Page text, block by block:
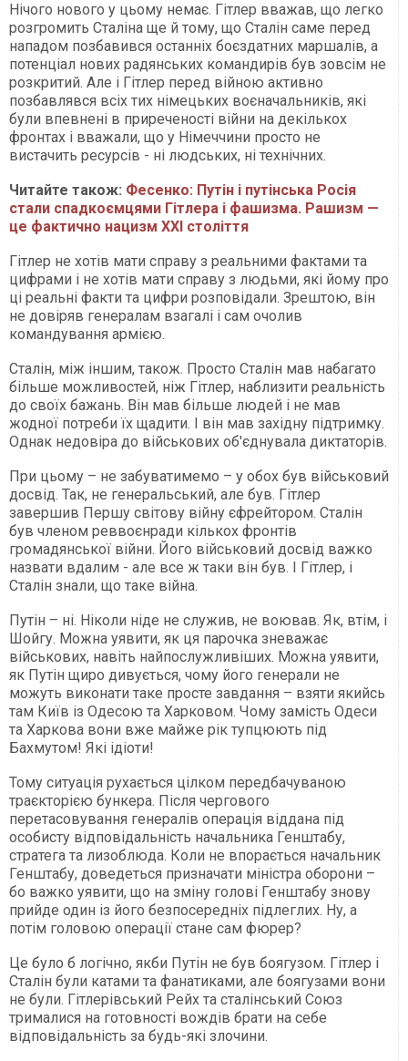
Нічого нового у цьому немає. Гітлер вважав, що легко
розгромить Сталіна ще й тому, що Сталін саме перед
нападом позбавився останніх боєздатних маршалів, а
потенціал нових радянських командирів був зовсім не
розкритий. Але і Гітлер перед війною активно
позбавлявся всіх тих німецьких воєначальників, які
були впевнені в приреченості війни на декількох
фронтах і вважали, що у Німеччини просто не
вистачить ресурсів - ні людських, ні технічних.
Читайте також: Фесенко: Путін і путінська Росія
стали спадкоємцями Гітлера і фашизма. Рашизм —
це фактично нацизм XXI століття
Гітлер не хотів мати справу з реальними фактами та
цифрами і не хотів мати справу з людьми, які йому про
ці реальні факти та цифри розповідали. Зрештою, він
не довіряв генералам взагалі і сам очолив
командування армією.
Сталін, між іншим, також. Просто Сталін мав набагато
більше можливостей, ніж Гітлер, наблизити реальність
до своїх бажань. Він мав більше людей і не мав
жодної потреби їх щадити. І він мав західну підтримку.
Однак недовіра до військових об'єднувала диктаторів.
При цьому – не забуватимемо – у обох був військовий
досвід. Так, не генеральський, але був. Гітлер
завершив Першу світову війну єфрейтором. Сталін
був членом реввоєнради кількох фронтів
громадянської війни. Його військовий досвід важко
назвати вдалим - але все ж таки він був. І Гітлер, і
Сталін знали, що таке війна.
Путін – ні. Ніколи ніде не служив, не воював. Як, втім, і
Шойгу. Можна уявити, як ця парочка зневажає
військових, навіть найпослужливіших. Можна уявити,
як Путін щиро дивується, чому його генерали не
можуть виконати таке просте завдання – взяти якийсь
там Київ із Одесою та Харковом. Чому замість Одеси
та Харкова вони вже майже рік тупцюють під
Бахмутом! Які ідіоти!
Тому ситуація рухається цілком передбачуваною
траєкторією бункера. Після чергового
перетасовування генералів операція віддана під
особисту відповідальність начальника Генштабу,
стратега та лизоблюда. Коли не впорається начальник
Генштабу, доведеться призначати міністра оборони –
бо важко уявити, що на зміну голові Генштабу знову
прийде один із його безпосередніх підлеглих. Ну, а
потім головою операції стане сам фюрер?
Це було б логічно, якби Путін не був боягузом. Гітлер і
Сталін були катами та фанатиками, але боягузами вони
не були. Гітлерівський Рейх та сталінський Союз
трималися на готовності вождів брати на себе
відповідальність за будь-які злочини.